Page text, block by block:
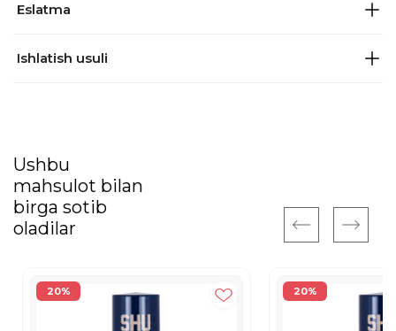
Eslatma
Ishlatish usuli
Ushbu
mahsulot bilan
birga sotib
oladilar
20% 20%